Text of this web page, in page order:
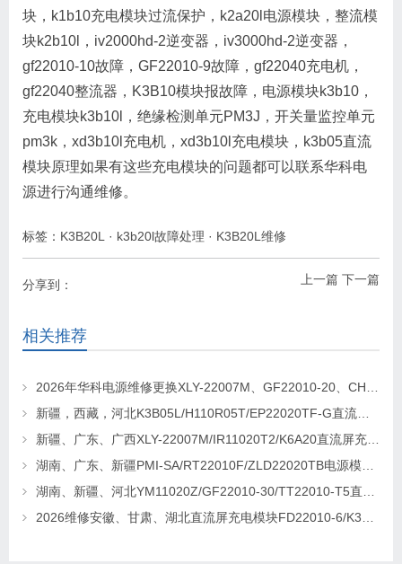
块，k1b10充电模块过流保护，k2a20l电源模块，整流模
块k2b10l，iv2000hd-2逆变器，iv3000hd-2逆变器，
gf22010-10故障，GF22010-9故障，gf22040充电机，
gf22040整流器，K3B10模块报故障，电源模块k3b10，
充电模块k3b10l，绝缘检测单元PM3J，开关量监控单元
pm3k，xd3b10l充电机，xd3b10l充电模块，k3b05直流
模块原理如果有这些充电模块的问题都可以联系华科电
源进行沟通维修。
标签： K3B20L · k3b20l故障处理 · K3B20L维修
上一篇 下一篇
分享到：
相关推荐
2026年华科电源维修更换XLY-22007M、GF22010-20、CHR-22020直流屏充电模块
新疆，西藏，河北K3B05L/H110R05T/EP22020TF-G直流屏充电模块维修更换
新疆、广东、广西XLY-22007M/IR11020T2/K6A20直流屏充电模块维修更换
湖南、广东、新疆PMI-SA/RT22010F/ZLD22020TB电源模块维修更换
湖南、新疆、河北YM11020Z/GF22010-30/TT22010-T5直流屏充电模块维修更换
2026维修安徽、甘肃、湖北直流屏充电模块FD22010-6/K3B20L/GF22010-10